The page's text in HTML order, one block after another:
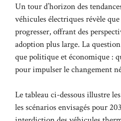
Untour d’horizon des
véhicules électriques révèle
progresser, offrant des
adoption plus large. La
que politique et économique :
pour impulser le changement
Le tableau ci-dessous illustre
les scénarios envisagés pour